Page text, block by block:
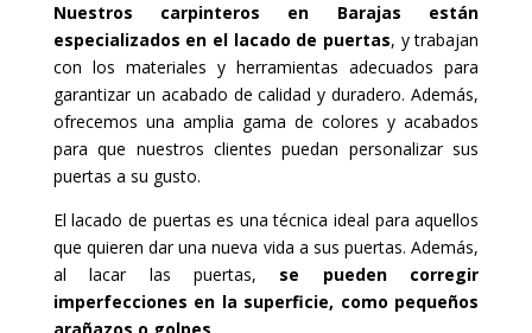
Nuestros carpinteros en Barajas están
especializados en el lacado de puertas, y trabajan
con los materiales y herramientas adecuados para
garantizar un acabado de calidad y duradero. Además,
ofrecemos una amplia gama de colores y acabados
para que nuestros clientes puedan personalizar sus
puertas a su gusto.
El lacado de puertas es una técnica ideal para aquellos
que quieren dar una nueva vida a sus puertas. Además,
al lacar las puertas, se pueden corregir
imperfecciones en la superficie, como pequeños